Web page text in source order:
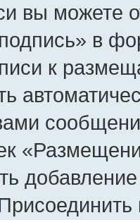
вы можете
в
к